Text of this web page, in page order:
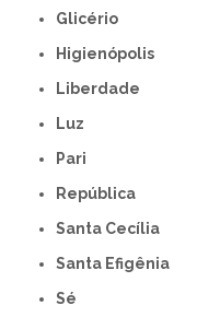
Glicério
Higienópolis
Liberdade
Luz
Pari
República
Santa Cecília
Santa Efigênia
Sé